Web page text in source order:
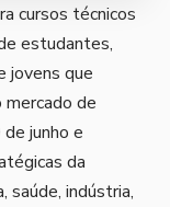
cursos técnicos
estudantes,
jovens que
mercado de
junho e
da
saúde, indústria,